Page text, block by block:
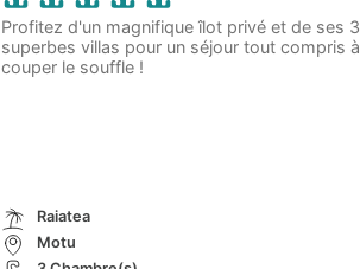
Profitez d'un magnifique îlot privé et de ses 3
superbes villas pour un séjour tout compris à
couper le souffle !
Raiatea
Motu